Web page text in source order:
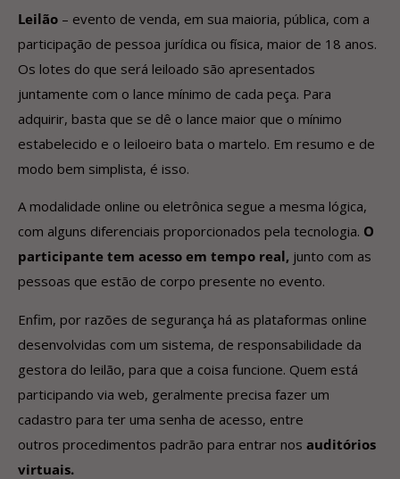
Leilão – evento de venda, em sua maioria, pública, com a
participação de pessoa jurídica ou física, maior de 18 anos.
Os lotes do que será leiloado são apresentados
juntamente com o lance mínimo de cada peça. Para
adquirir, basta que se dê o lance maior que o mínimo
estabelecido e o leiloeiro bata o martelo. Em resumo e de
modo bem simplista, é isso.
A modalidade online ou eletrônica segue a mesma lógica,
com alguns diferenciais proporcionados pela tecnologia. O
participante tem acesso em tempo real, junto com as
pessoas que estão de corpo presente no evento.
Enfim, por razões de segurança há as plataformas online
desenvolvidas com um sistema, de responsabilidade da
gestora do leilão, para que a coisa funcione. Quem está
participando via web, geralmente precisa fazer um
cadastro para ter uma senha de acesso, entre
outros procedimentos padrão para entrar nos auditórios
virtuais.